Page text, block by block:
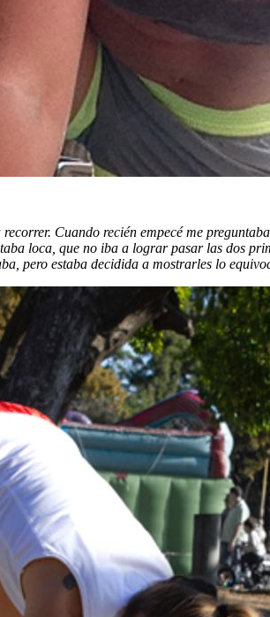
Cuando recién empecé me
loca, que no iba a lograr pasar las dos
pero estaba decidida a mostrarles lo